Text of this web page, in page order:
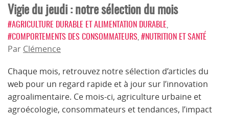
Vigie du jeudi : notre sélection du mois
#AGRICULTURE DURABLE ET ALIMENTATION DURABLE
#COMPORTEMENTS DES CONSOMMATEURS #NUTRITION ET SANTÉ
Par Clémence
Chaque mois, retrouvez notre sélection d’articles du
web pour un regard rapide et à jour sur l’innovation
agroalimentaire. Ce mois-ci, agriculture urbaine et
agroécologie, consommateurs et tendances, l’impact